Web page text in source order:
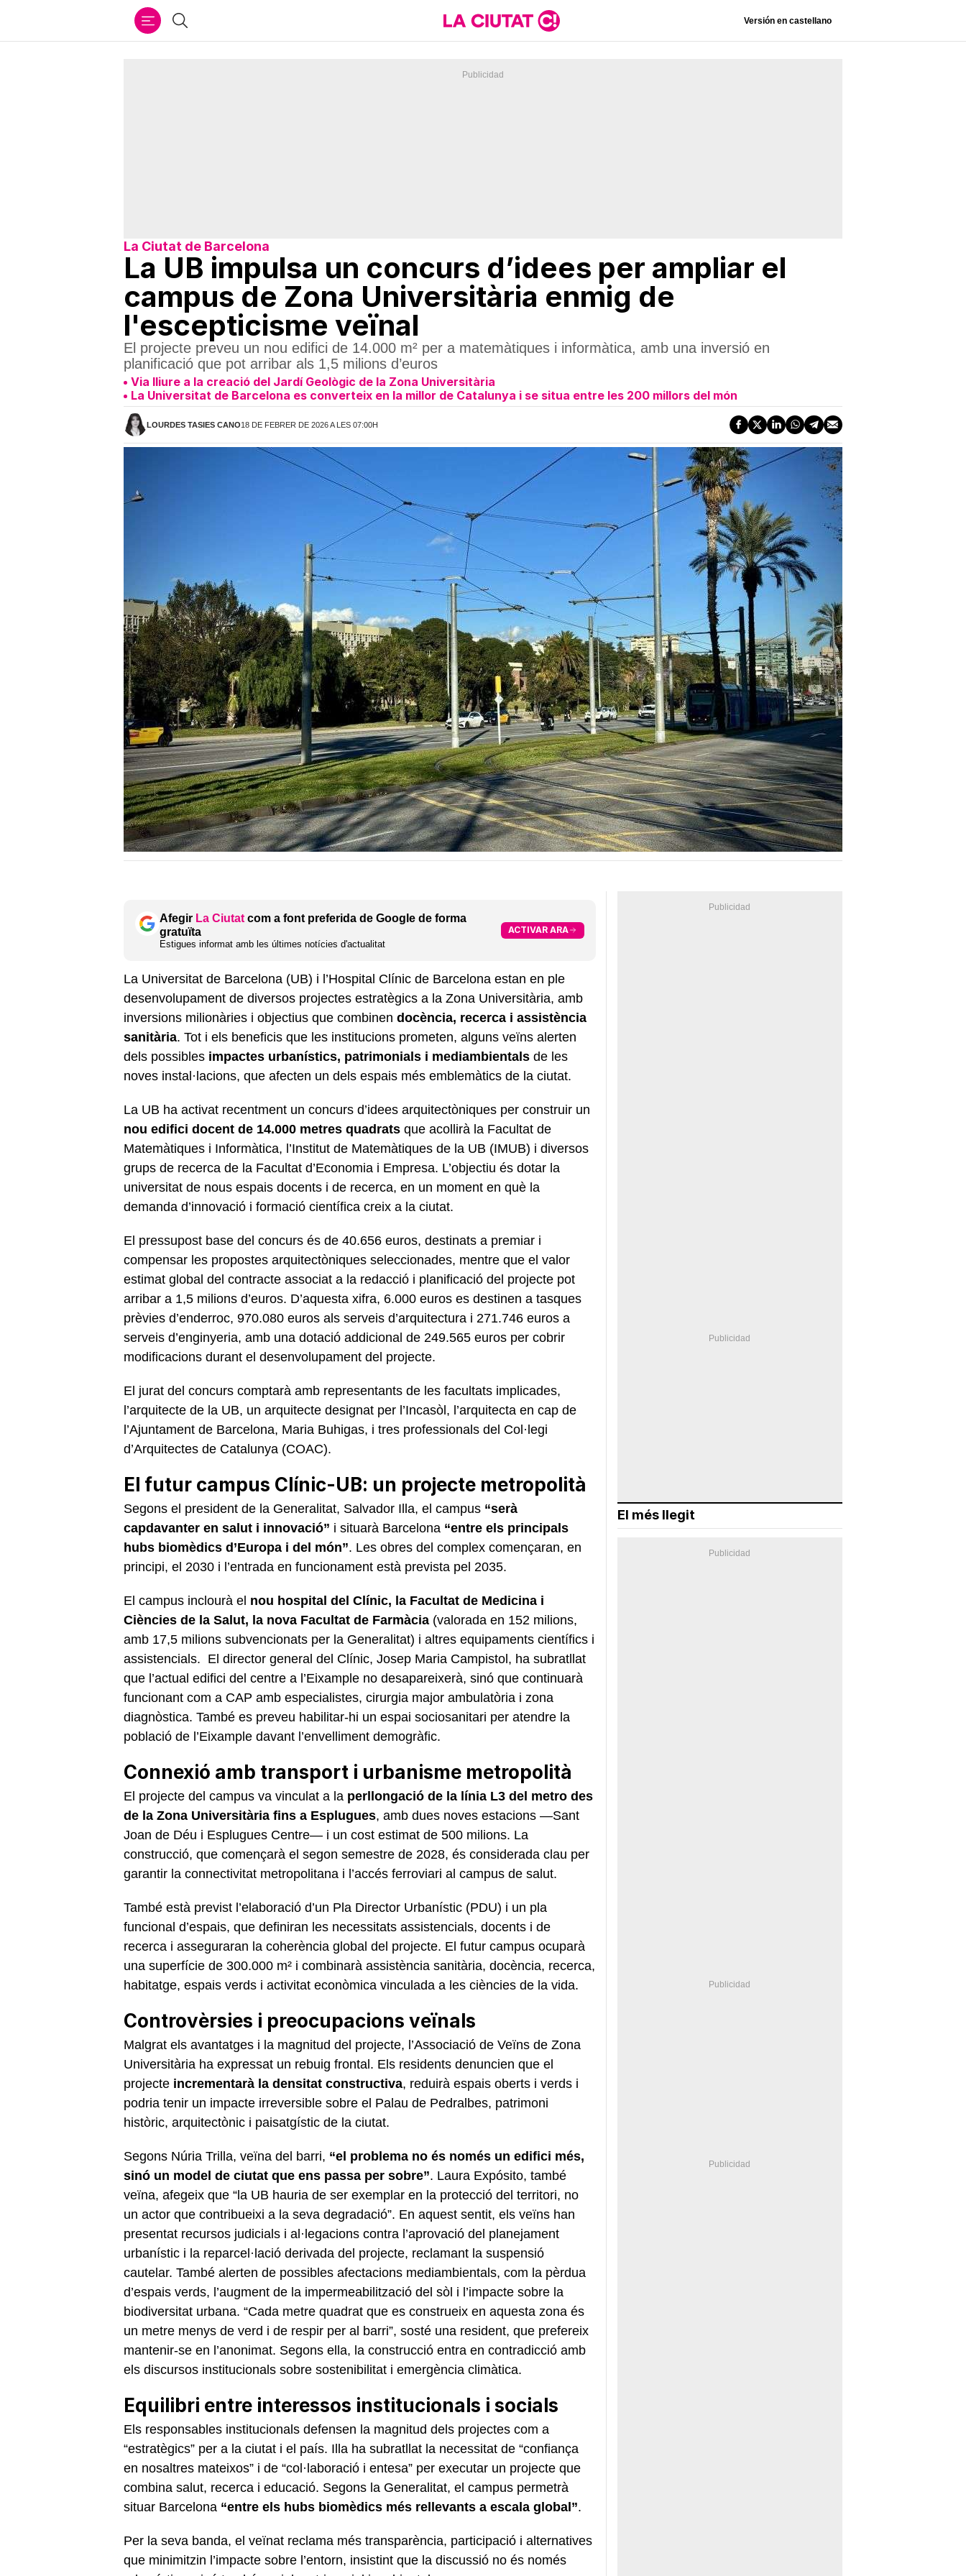
Cercar Versión en castellano
La Ciutat de Barcelona
La UB impulsa un concurs d’idees per ampliar el
campus de Zona Universitària enmig de
l'escepticisme veïnal
El projecte preveu un nou edifici de 14.000 m² per a matemàtiques i informàtica, amb una inversió en
planificació que pot arribar als 1,5 milions d’euros
Via lliure a la creació del Jardí Geològic de la Zona Universitària
La Universitat de Barcelona es converteix en la millor de Catalunya i se situa entre les 200 millors del món
LOURDES TASIES CANO18 DE FEBRER DE 2026 A LES 07:00H
Afegir La Ciutat com a font preferida de Google de forma
gratuïta
Estigues informat amb les últimes notícies d'actualitat
ACTIVAR ARA
La Universitat de Barcelona (UB) i l’Hospital Clínic de Barcelona estan en ple
desenvolupament de diversos projectes estratègics a la Zona Universitària, amb
inversions milionàries i objectius que combinen docència, recerca i assistència
sanitària. Tot i els beneficis que les institucions prometen, alguns veïns alerten
dels possibles impactes urbanístics, patrimonials i mediambientals de les
noves instal·lacions, que afecten un dels espais més emblemàtics de la ciutat.
La UB ha activat recentment un concurs d’idees arquitectòniques per construir un
nou edifici docent de 14.000 metres quadrats que acollirà la Facultat de
Matemàtiques i Informàtica, l’Institut de Matemàtiques de la UB (IMUB) i diversos
grups de recerca de la Facultat d’Economia i Empresa. L’objectiu és dotar la
universitat de nous espais docents i de recerca, en un moment en què la
demanda d’innovació i formació científica creix a la ciutat.
El pressupost base del concurs és de 40.656 euros, destinats a premiar i
compensar les propostes arquitectòniques seleccionades, mentre que el valor
estimat global del contracte associat a la redacció i planificació del projecte pot
arribar a 1,5 milions d’euros. D’aquesta xifra, 6.000 euros es destinen a tasques
prèvies d’enderroc, 970.080 euros als serveis d’arquitectura i 271.746 euros a
serveis d’enginyeria, amb una dotació addicional de 249.565 euros per cobrir
modificacions durant el desenvolupament del projecte.
El jurat del concurs comptarà amb representants de les facultats implicades,
l’arquitecte de la UB, un arquitecte designat per l’Incasòl, l’arquitecta en cap de
l’Ajuntament de Barcelona, Maria Buhigas, i tres professionals del Col·legi
d’Arquitectes de Catalunya (COAC).
El futur campus Clínic-UB: un projecte metropolità
Segons el president de la Generalitat, Salvador Illa, el campus “serà
capdavanter en salut i innovació” i situarà Barcelona “entre els principals
hubs biomèdics d’Europa i del món”. Les obres del complex començaran, en
principi, el 2030 i l’entrada en funcionament està prevista pel 2035.
El campus inclourà el nou hospital del Clínic, la Facultat de Medicina i
Ciències de la Salut, la nova Facultat de Farmàcia (valorada en 152 milions,
amb 17,5 milions subvencionats per la Generalitat) i altres equipaments científics i
assistencials. El director general del Clínic, Josep Maria Campistol, ha subratllat
que l’actual edifici del centre a l’Eixample no desapareixerà, sinó que continuarà
funcionant com a CAP amb especialistes, cirurgia major ambulatòria i zona
diagnòstica. També es preveu habilitar-hi un espai sociosanitari per atendre la
població de l’Eixample davant l’envelliment demogràfic.
Connexió amb transport i urbanisme metropolità
El projecte del campus va vinculat a la perllongació de la línia L3 del metro des
de la Zona Universitària fins a Esplugues, amb dues noves estacions —Sant
Joan de Déu i Esplugues Centre— i un cost estimat de 500 milions. La
construcció, que començarà el segon semestre de 2028, és considerada clau per
garantir la connectivitat metropolitana i l’accés ferroviari al campus de salut.
També està previst l’elaboració d’un Pla Director Urbanístic (PDU) i un pla
funcional d’espais, que definiran les necessitats assistencials, docents i de
recerca i asseguraran la coherència global del projecte. El futur campus ocuparà
una superfície de 300.000 m² i combinarà assistència sanitària, docència, recerca,
habitatge, espais verds i activitat econòmica vinculada a les ciències de la vida.
Controvèrsies i preocupacions veïnals
Malgrat els avantatges i la magnitud del projecte, l’Associació de Veïns de Zona
Universitària ha expressat un rebuig frontal. Els residents denuncien que el
projecte incrementarà la densitat constructiva, reduirà espais oberts i verds i
podria tenir un impacte irreversible sobre el Palau de Pedralbes, patrimoni
històric, arquitectònic i paisatgístic de la ciutat.
Segons Núria Trilla, veïna del barri, “el problema no és només un edifici més,
sinó un model de ciutat que ens passa per sobre”. Laura Expósito, també
veïna, afegeix que “la UB hauria de ser exemplar en la protecció del territori, no
un actor que contribueixi a la seva degradació”. En aquest sentit, els veïns han
presentat recursos judicials i al·legacions contra l’aprovació del planejament
urbanístic i la reparcel·lació derivada del projecte, reclamant la suspensió
cautelar. També alerten de possibles afectacions mediambientals, com la pèrdua
d’espais verds, l’augment de la impermeabilització del sòl i l’impacte sobre la
biodiversitat urbana. “Cada metre quadrat que es construeix en aquesta zona és
un metre menys de verd i de respir per al barri”, sosté una resident, que prefereix
mantenir-se en l’anonimat. Segons ella, la construcció entra en contradicció amb
els discursos institucionals sobre sostenibilitat i emergència climàtica.
Equilibri entre interessos institucionals i socials
Els responsables institucionals defensen la magnitud dels projectes com a
“estratègics” per a la ciutat i el país. Illa ha subratllat la necessitat de “confiança
en nosaltres mateixos” i de “col·laboració i entesa” per executar un projecte que
combina salut, recerca i educació. Segons la Generalitat, el campus permetrà
situar Barcelona “entre els hubs biomèdics més rellevants a escala global”.
Per la seva banda, el veïnat reclama més transparència, participació i alternatives
que minimitzin l’impacte sobre l’entorn, insistint que la discussió no és només
El més llegit